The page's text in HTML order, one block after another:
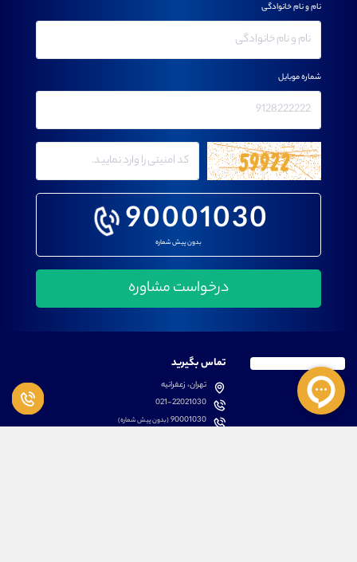
90001030
بدون پیش شماره
نام و نام خانوادگی
شماره موبایل
تماس بگیرید
تهران، زعفرانیه
021-22021030
90001030(بدون پیش شماره)